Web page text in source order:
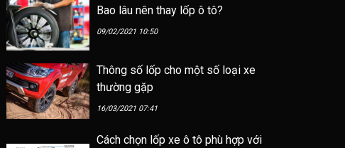
Bao lâu nên thay lốp ô tô?
09/02/2021 10:50
Thông số lốp cho một số loại xe
thường gặp
16/03/2021 07:41
Cách chọn lốp xe ô tô phù hợp với